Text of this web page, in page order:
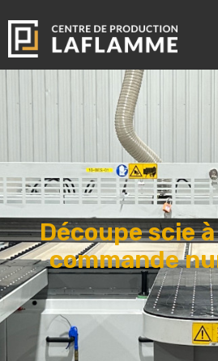
Découpe scie
commande